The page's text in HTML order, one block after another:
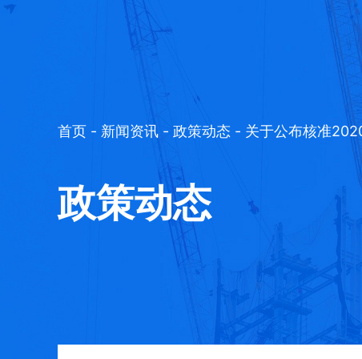
首页 - 新闻资讯 - 政策动态 - 关于公布核准
政策动态